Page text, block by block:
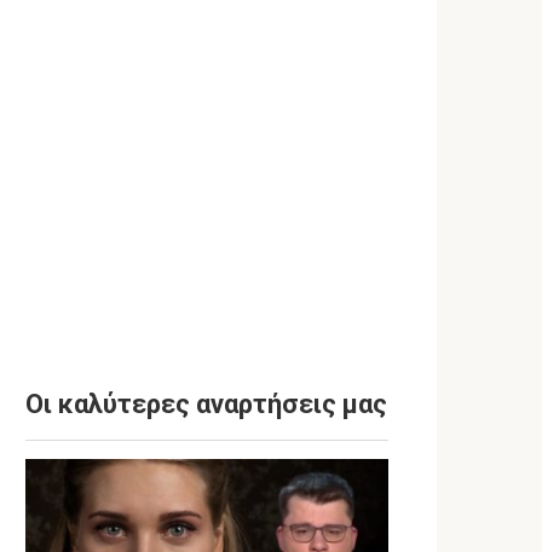
Οι καλύτερες αναρτήσεις μας